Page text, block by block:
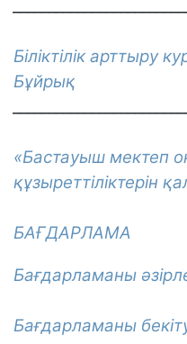
Біліктілік арттыру
Бұйрық
«Бастауыш мектеп
құзыреттіліктерін
БАҒДАРЛАМА
Бағдарламаны
Бағдарламаны